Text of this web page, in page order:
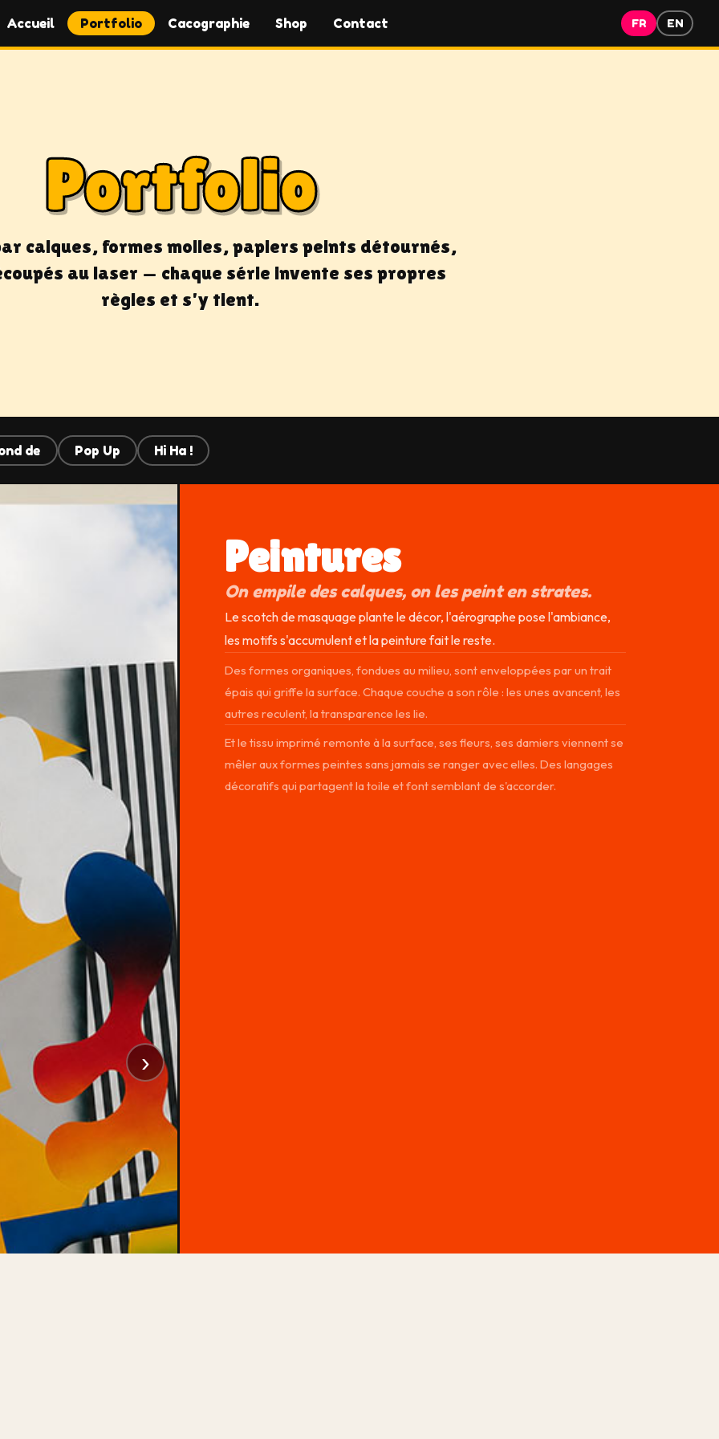
Accueil Portfolio Cacographie Shop Contact FR EN
Portfolio
calques, formes molles, papiers peints détournés,
au laser — chaque série invente ses propres
règles et s'y tient.
de Pop Up Hi Ha !
›
Peintures
On empile des calques, on les peint en strates.
Le scotch de masquage plante le décor, l'aérographe pose l'ambiance,
les motifs s'accumulent et la peinture fait le reste.
Des formes organiques, fondues au milieu, sont enveloppées par un trait
épais qui griffe la surface. Chaque couche a son rôle : les unes avancent, les
autres reculent, la transparence les lie.
Et le tissu imprimé remonte à la surface, ses fleurs, ses damiers viennent se
mêler aux formes peintes sans jamais se ranger avec elles. Des langages
décoratifs qui partagent la toile et font semblant de s'accorder.